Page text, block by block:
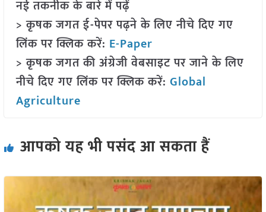
नई तकनीक के बारे में पढ़ें
> कृषक जगत ई-पेपर पढ़ने के लिए नीचे दिए गए
लिंक पर क्लिक करें: E-Paper
> कृषक जगत की अंग्रेजी वेबसाइट पर जाने के लिए
नीचे दिए गए लिंक पर क्लिक करें: Global
Agriculture
आपको यह भी पसंद आ सकता हैं